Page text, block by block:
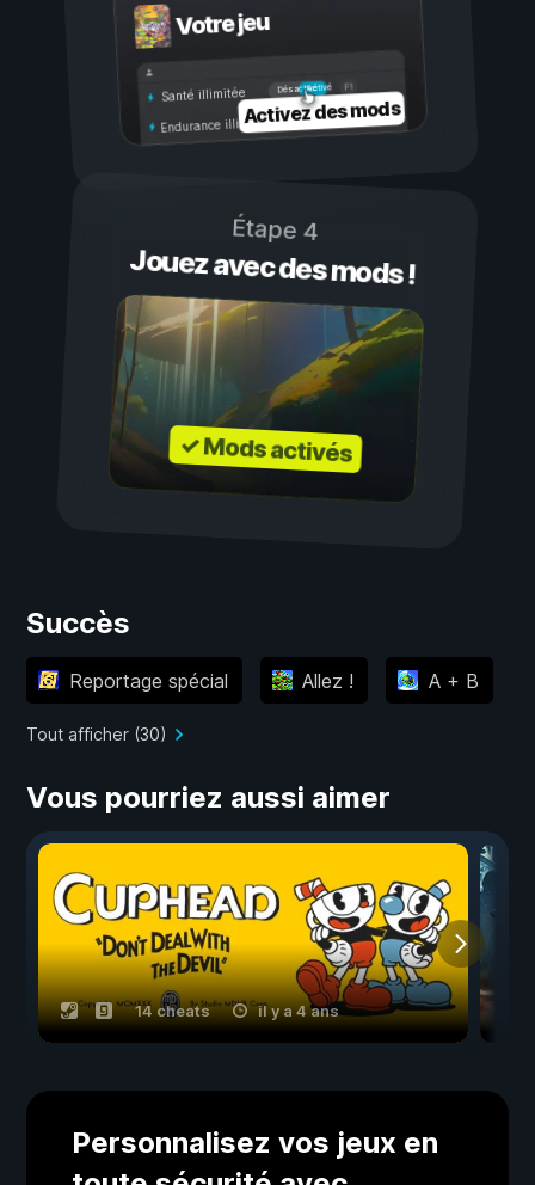
Votre jeu
Activé
Désactivé
Santé illimitée
Endurance illimitéeActivez des mods
Étape 4
Jouez avec des mods !
✓ Mods activés
Succès
Reportage spécial Allez ! A + B
Tout afficher (30)
Vous pourriez aussi aimer
14 cheats il y a 4 ans
Personnalisez vos jeux en